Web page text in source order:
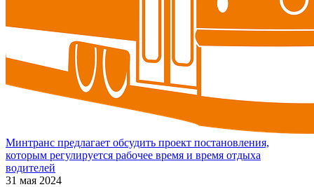
Минтранс предлагает обсудить проект постановления,
которым регулируется рабочее время и время отдыха
водителей
31 мая 2024